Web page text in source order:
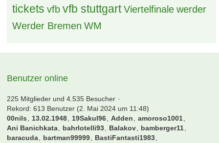
tickets vfb vfb stuttgart Viertelfinale werder
Werder Bremen WM
Benutzer online
225 Mitglieder und 4.535 Besucher
Rekord: 613 Benutzer (2. Mai 2024 um 11:48)
00nils
13.02.1948 19Sakul96 Adden
amoroso1001
Ani Banichkata
bahrlotelli93 Balakov
bamberger11
baracuda
bartman99999
BastiFantasti1983